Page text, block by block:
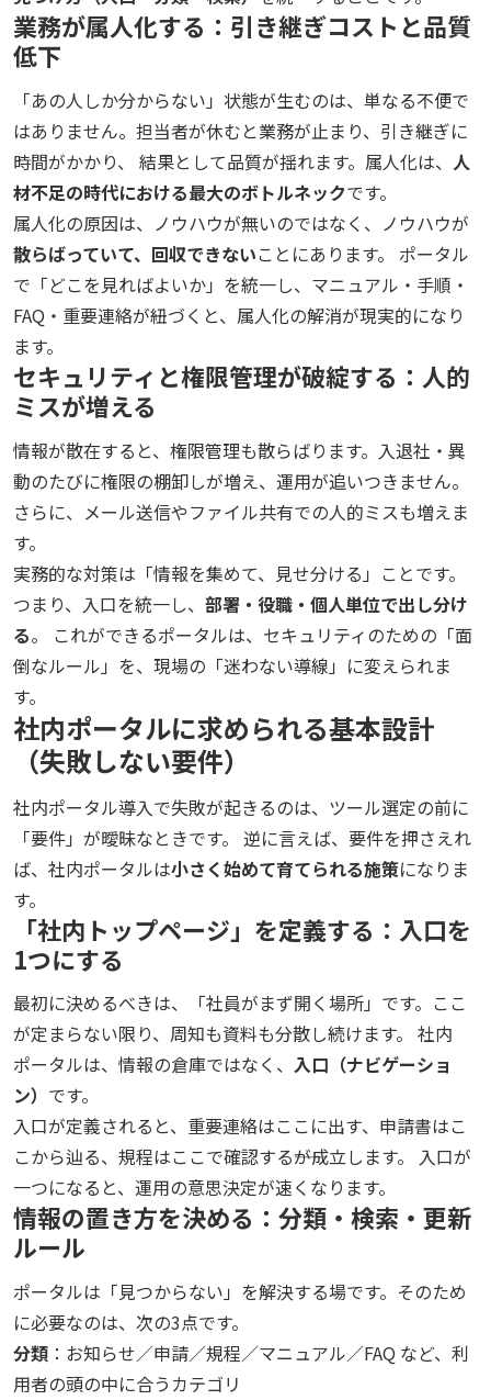
業務が属人化する：引き継ぎコストと品質
低下
「あの人しか分からない」状態が生むのは、単なる不便で
はありません。担当者が休むと業務が止まり、引き継ぎに
時間がかかり、 結果として品質が揺れます。属人化は、 人
材不足の時代における最大のボトルネックです。
属人化の原因は、ノウハウが無いのではなく、ノウハウが
散らばっていて、回収できないことにあります。 ポータル
で「どこを見ればよいか」を統一し、マニュアル・手順・
FAQ・重要連絡が紐づくと、属人化の解消が現実的になり
ます。
セキュリティと権限管理が破綻する：人的
ミスが増える
情報が散在すると、権限管理も散らばります。入退社・異
動のたびに権限の棚卸しが増え、運用が追いつきません。
さらに、メール送信やファイル共有での人的ミスも増えま
す。
実務的な対策は「情報を集めて、見せ分ける」ことです。
つまり、入口を統一し、 部署・役職・個人単位で出し分け
る。 これができるポータルは、セキュリティのための「面
倒なルール」を、現場の「迷わない導線」に変えられま
す。
社内ポータルに求められる基本設計
（失敗しない要件）
社内ポータル導入で失敗が起きるのは、ツール選定の前に
「要件」が曖昧なときです。 逆に言えば、要件を押さえれ
ば、社内ポータルは小さく始めて育てられる施策になりま
す。
「社内トップページ」を定義する：入口を
1つにする
最初に決めるべきは、「社員がまず開く場所」です。ここ
が定まらない限り、周知も資料も分散し続けます。 社内
ポータルは、情報の倉庫ではなく、 入口（ナビゲーショ
ン） です。
入口が定義されると、重要連絡はここに出す、申請書はこ
こから辿る、規程はここで確認する――が成立します。 入口が
一つになると、運用の意思決定が速くなります。
情報の置き方を決める：分類・検索・更新
ルール
ポータルは「見つからない」を解決する場です。そのため
に必要なのは、次の3点です。
分類 ：お知らせ／申請／規程／マニュアル／FAQ など、利
用者の頭の中に合うカテゴリ